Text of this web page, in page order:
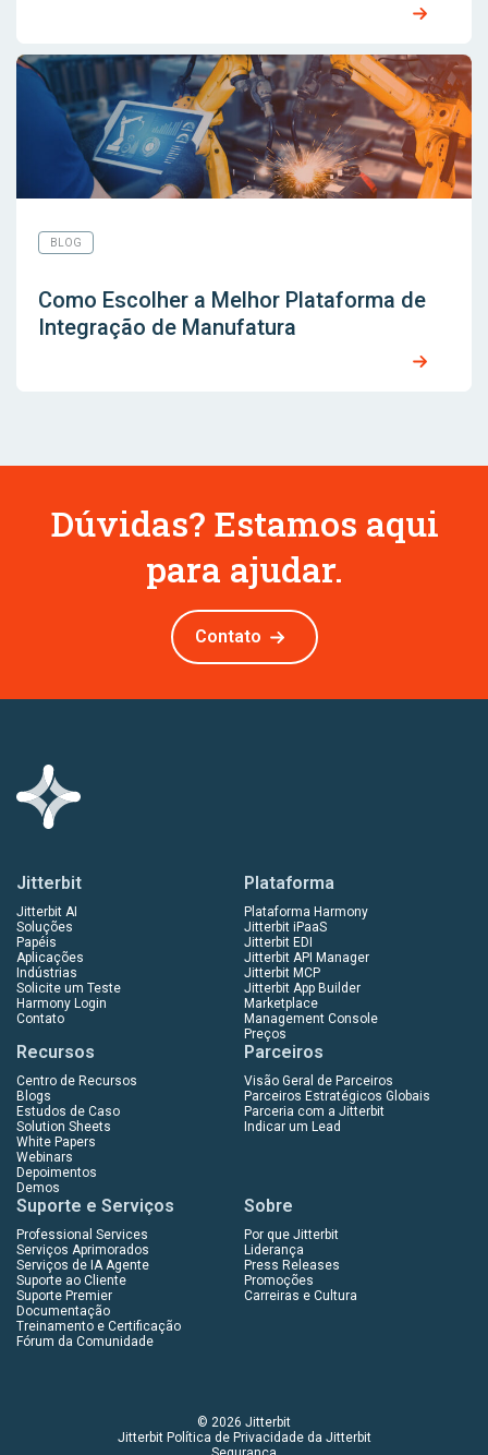
BLOG
Como Escolher a Melhor Plataforma de
Integração de Manufatura
Dúvidas? Estamos aqui
para ajudar.
Contato
Jitterbit
Jitterbit AI
Soluções
Papéis
Aplicações
Indústrias
Solicite um Teste
Harmony Login
Contato
Plataforma
Plataforma Harmony
Jitterbit iPaaS
Jitterbit EDI
Jitterbit API Manager
Jitterbit MCP
Jitterbit App Builder
Marketplace
Management Console
Preços
Recursos
Centro de Recursos
Blogs
Estudos de Caso
Solution Sheets
White Papers
Webinars
Depoimentos
Demos
Parceiros
Visão Geral de Parceiros
Parceiros Estratégicos Globais
Parceria com a Jitterbit
Indicar um Lead
Suporte e Serviços
Professional Services
Serviços Aprimorados
Serviços de IA Agente
Suporte ao Cliente
Suporte Premier
Documentação
Treinamento e Certificação
Fórum da Comunidade
Sobre
Por que Jitterbit
Liderança
Press Releases
Promoções
Carreiras e Cultura
© 2026 Jitterbit
Jitterbit Política de Privacidade da Jitterbit